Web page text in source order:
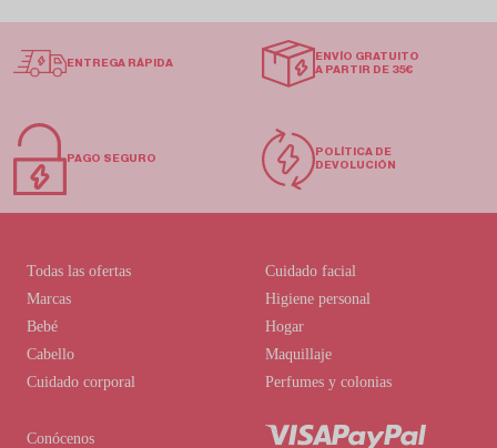
ENTREGA RÁPIDA
ENVÍO GRATUITO
A PARTIR DE 35€
PAGO SEGURO
POLÍTICA DE
DEVOLUCIÓN
Conócenos
Todas las ofertas
Marcas
Bebé
Cabello
Cuidado corporal
Cuidado facial
Higiene personal
Hogar
Maquillaje
Perfumes y colonias